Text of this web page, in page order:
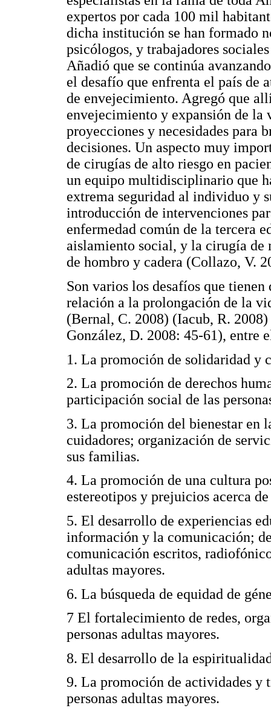
expertos por cada 100 mil
dicha institución se han formado
psicólogos, y trabajadores
Añadió que se continúa
el desafío que enfrenta el país de
de envejecimiento. Agregó que
envejecimiento y expansión de la
proyecciones y necesidades para
decisiones. Un aspecto muy
de cirugías de alto riesgo en
un equipo multidisciplinario que
extrema seguridad al individuo y
introducción de intervenciones
enfermedad común de la tercera
aislamiento social, y la cirugía de
de hombro y cadera (Collazo, V.
Son varios los desafíos que
relación a la prolongación de la
(Bernal, C. 2008) (Iacub, R.
González, D. 2008: 45-61), entre
1. La promoción de solidaridad y
2. La promoción de derechos
participación social de las
3. La promoción del bienestar en
cuidadores; organización de
sus familias.
4. La promoción de una cultura
estereotipos y prejuicios acerca
5. El desarrollo de experiencias
información y la comunicación;
comunicación escritos,
adultas mayores.
6. La búsqueda de equidad de
7 El fortalecimiento de redes,
personas adultas mayores.
8. El desarrollo de la
9. La promoción de actividades y
personas adultas mayores.